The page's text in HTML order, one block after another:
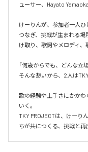
ューサー、Hayato Yamaoka
けーりんが、参加者一人
つなぎ、挑戦が生まれる
け取り、歌詞やメロディ、
「何歳からでも、どんな立
そんな想いから、2人は
歌の経験や上手さにかか
いく。
TKY PROJECTは、けーり
ちが共につくる、挑戦と再